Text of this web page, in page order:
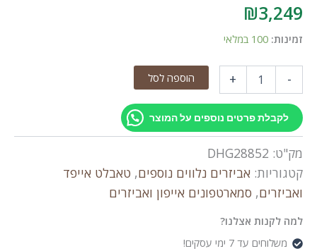
₪3,249
זמינות: 100 במלאי
-
S25
S931
Black
+ הוספה לסל
לקבלת פרטים נוספים על המוצר
מק"ט: DHG28852
קטגוריות: אביזרים נלווים נוספים, טאבלט אייפד
ואביזרים, סמארטפונים אייפון ואביזרים
למה לקנות אצלנו?
משלוחים עד 7 ימי עסקים!